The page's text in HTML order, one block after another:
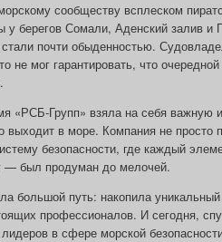
сообществу всплеском
у берегов Сомали, Аденский залив и
почти обыденностью.
не мог гарантировать, что
«РСБ‑Групп» взяла на себя важную
выходит в море. Компания не просто
безопасности, где каждый
— был продуман до мелочей.
большой путь: накопила
профессионалов. И сегодня,
в сфере морской